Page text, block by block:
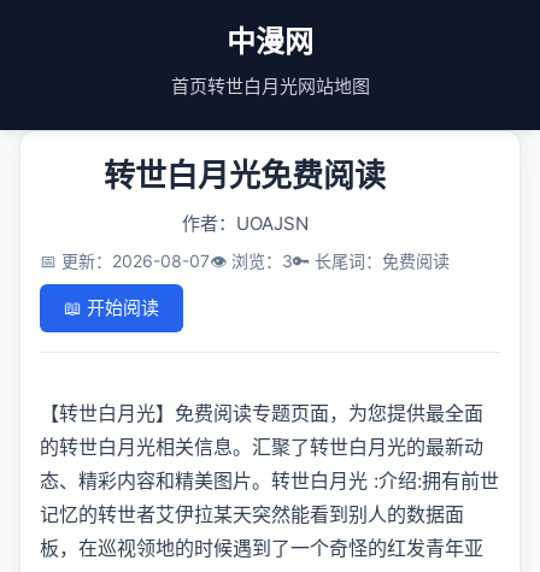
中漫网
首页转世白月光网站地图
转世白月光免费阅读
作者：UOAJSN
📅 更新：2026-08-07👁️ 浏览：3🔑 长尾词：免费阅读
📖 开始阅读
【转世白月光】免费阅读专题页面，为您提供最全面
的转世白月光相关信息。汇聚了转世白月光的最新动
态、精彩内容和精美图片。转世白月光 :介绍:拥有前世
记忆的转世者艾伊拉某天突然能看到别人的数据面
板，在巡视领地的时候遇到了一个奇怪的红发青年亚